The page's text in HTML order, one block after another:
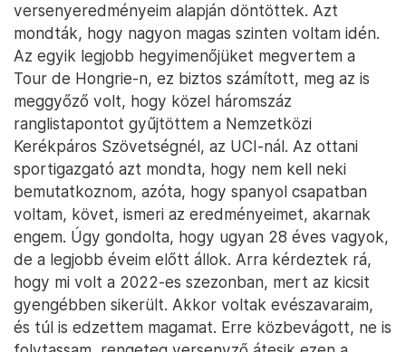
versenyeredményeim alapján döntöttek. Azt
mondták, hogy nagyon magas szinten voltam idén.
Az egyik legjobb hegyimenőjüket megvertem a
Tour de Hongrie-n, ez biztos számított, meg az is
meggyőző volt, hogy közel háromszáz
ranglistapontot gyűjtöttem a Nemzetközi
Kerékpáros Szövetségnél, az UCI-nál. Az ottani
sportigazgató azt mondta, hogy nem kell neki
bemutatkoznom, azóta, hogy spanyol csapatban
voltam, követ, ismeri az eredményeimet, akarnak
engem. Úgy gondolta, hogy ugyan 28 éves vagyok,
de a legjobb éveim előtt állok. Arra kérdeztek rá,
hogy mi volt a 2022-es szezonban, mert az kicsit
gyengébben sikerült. Akkor voltak evészavaraim,
és túl is edzettem magamat. Erre közbevágott, ne is